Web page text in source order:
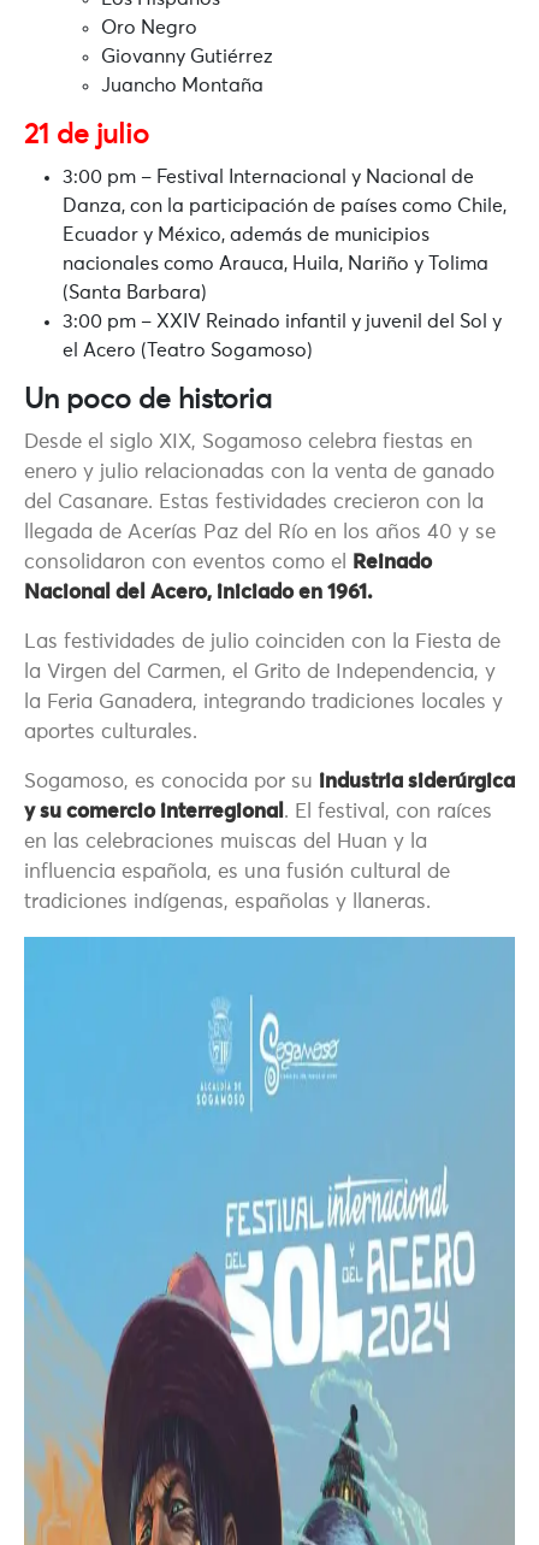
Oro Negro
Giovanny Gutiérrez
Juancho Montaña
21 de julio
3:00 pm – Festival Internacional y Nacional de
Danza, con la participación de países como Chile,
Ecuador y México, además de municipios
nacionales como Arauca, Huila, Nariño y Tolima
(Santa Barbara)
3:00 pm – XXIV Reinado infantil y juvenil del Sol y
el Acero (Teatro Sogamoso)
Un poco de historia
Desde el siglo XIX, Sogamoso celebra fiestas en
enero y julio relacionadas con la venta de ganado
del Casanare. Estas festividades crecieron con la
llegada de Acerías Paz del Río en los años 40 y se
consolidaron con eventos como el
Reinado
Nacional del Acero, iniciado en 1961.
Las festividades de julio coinciden con la Fiesta de
la Virgen del Carmen, el Grito de Independencia, y
la Feria Ganadera, integrando tradiciones locales y
aportes culturales.
Sogamoso, es conocida por su industria siderúrgica
y su comercio interregional . El festival, con raíces
en las celebraciones muiscas del Huan y la
influencia española, es una fusión cultural de
tradiciones indígenas, españolas y llaneras.